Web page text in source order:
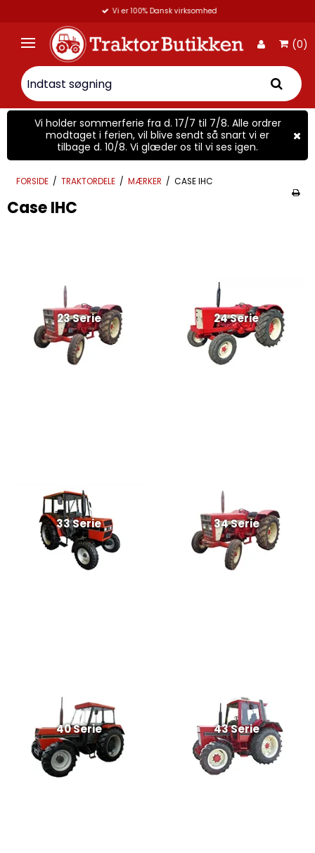
Vi er 100% Dansk virksomhed
(0)
Vi holder sommerferie fra d. 17/7 til 7/8. Alle ordrer
modtaget i ferien, vil blive sendt så snart vi er
tilbage d. 10/8. Vi glæder os til vi ses igen.
FORSIDE / TRAKTORDELE / MÆRKER / CASE IHC
Case IHC
23 Serie 24 Serie
33 Serie 34 Serie
40 Serie 43 Serie